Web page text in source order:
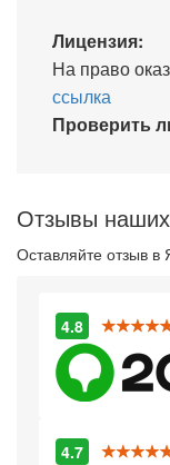
Лицензия:
На право
ссылка
Проверить
Отзывы
Оставляйте отзыв в
4.8
4.7